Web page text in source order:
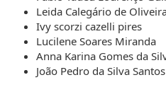
Leida Calegário de
Ivy scorzi cazelli pires
Lucilene Soares Miranda
Anna Karina Gomes da
João Pedro da Silva Santos